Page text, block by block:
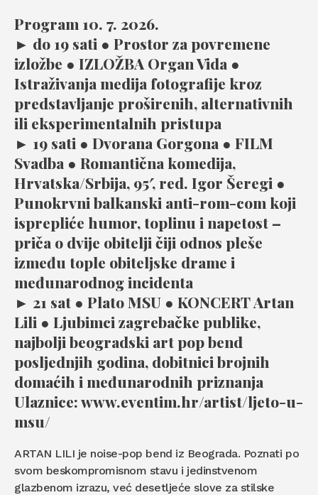
Program 10. 7. 2026.
► do 19 sati ● Prostor za povremene
izložbe ● IZLOŽBA Organ Vida ●
Istraživanja medija fotografije kroz
predstavljanje proširenih, alternativnih
ili eksperimentalnih pristupa
► 19 sati ● Dvorana Gorgona ● FILM
Svadba ● Romantična komedija,
Hrvatska/Srbija, 95′, red. Igor Šeregi ●
Punokrvni balkanski anti-rom-com koji
isprepliće humor, toplinu i napetost –
priča o dvije obitelji čiji odnos pleše
između tople obiteljske drame i
međunarodnog incidenta
► 21 sat ● Plato MSU ● KONCERT Artan
Lili ● Ljubimci zagrebačke publike,
najbolji beogradski art pop bend
posljednjih godina, dobitnici brojnih
domaćih i međunarodnih priznanja
Ulaznice: www.eventim.hr/artist/ljeto-u-
msu/
ARTAN LILI je noise-pop bend iz Beograda. Poznati po
svom beskompromisnom stavu i jedinstvenom
glazbenom izrazu, već desetljeće slove za stilske